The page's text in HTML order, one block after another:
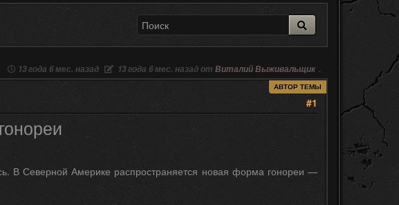
13 года 6 мес. назад 13 года 6 мес. назад от Виталий Выживальщик .
АВТОР ТЕМЫ
#1
гонореи
В Северной Америке распространяется новая форма гонореи —